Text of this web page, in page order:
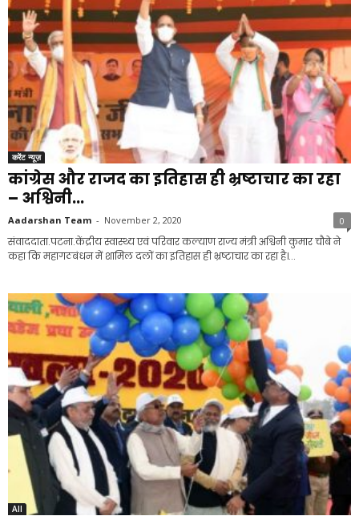
करेंट न्यूज़
कांग्रेस और राजद का इतिहास ही भ्रष्टाचार का रहा
– अश्विनी...
Aadarshan Team - November 2, 2020 0
संवाददाता.पटना.केंद्रीय स्वास्थ्य एवं परिवार कल्याण राज्य मंत्री अश्विनी कुमार चौबे ने
कहा कि महागठबंधन में शामिल दलों का इतिहास ही भ्रष्टाचार का रहा है।...
All